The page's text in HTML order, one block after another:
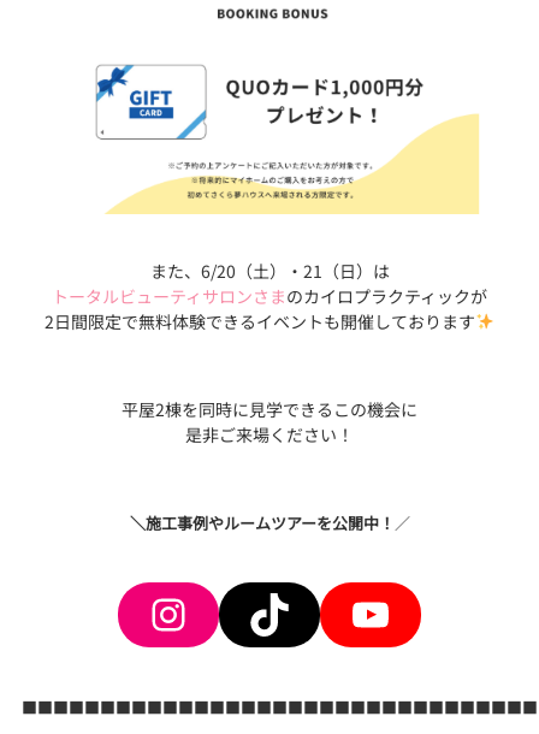
また、6/20（土）・21（日）は
トータルビューティサロンさまのカイロプラクティックが
2日間限定で無料体験できるイベントも開催しております
平屋2棟を同時に見学できるこの機会に
是非ご来場ください！
＼施工事例やルームツアーを公開中！ ／
Instagram
TikTokYouTube